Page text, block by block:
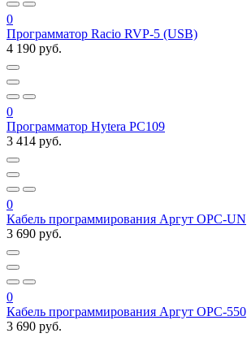
0
Программатор Racio RVP-5 (USB)
4 190 руб.
0
Программатор Hytera PC109
3 414 руб.
0
Кабель программирования Аргут OPC-UN
3 690 руб.
0
Кабель программирования Аргут OPC-550
3 690 руб.